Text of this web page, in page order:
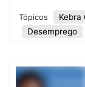
Tópicos Kebra
Desemprego